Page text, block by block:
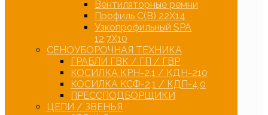
Вентиляторные ремни
Профиль С(В) 22Х14
Узкопрофильный SPA
12,7Х10
СЕНОУБОРОЧНАЯ ТЕХНИКА
ГРАБЛИ ГВК / ГП / ГВР
КОСИЛКА КРН-2,1 / КДН-210
КОСИЛКА КСФ-2,1 / КДП-4,0
ПРЕССПОДБОРЩИКИ
ЦЕПИ / ЗВЕНЬЯ